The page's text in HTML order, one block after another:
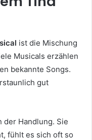
ist die Mischung
Musicals erzählen
bekannte Songs.
gut
der Handlung. Sie
fühlt es sich oft so